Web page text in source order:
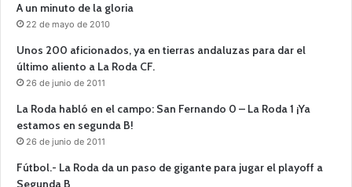
A un minuto de la gloria
22 de mayo de 2010
Unos 200 aficionados, ya en tierras andaluzas para dar el
último aliento a La Roda CF.
26 de junio de 2011
La Roda habló en el campo: San Fernando 0 – La Roda 1 ¡Ya
estamos en segunda B!
26 de junio de 2011
Fútbol.- La Roda da un paso de gigante para jugar el playoff a
Segunda B